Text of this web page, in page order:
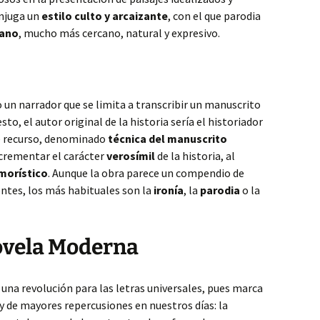
un estilo culto y arcaizante, con el que parodia
, mucho más cercano, natural y expresivo.
un narrador que se limita a transcribir un manuscrito
el autor original de la historia sería el historiador
recurso, denominado técnica del manuscrito
el carácterverosímilde la historia, al
. Aunque la obra parece un compendio de
los más habituales son la ironía, la parodia o la
Moderna
revolución para las letras universales, pues marca
mayores repercusiones en nuestros días: la